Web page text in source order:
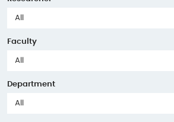
All
Faculty
All
Department
All